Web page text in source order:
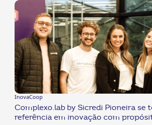
cooperativismo. Criado em 2009, este
intercooperação visa a desenvolver projetos
reflorestamento, compensação de pegada
recuperação de solos. A finalidade é
climáticas. Além disso, a comercialização de
carbono gera receita, assim como a
certificada e produtos orgânicos.
InovaCoop
Complexo.lab by Sicredi Pioneira se
referência em inovação com